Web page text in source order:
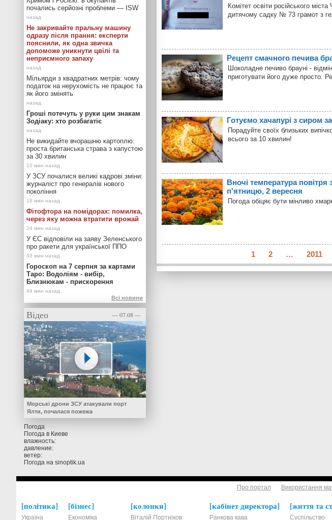
Комітет освіти російського
дитячому садку № 73 грамот з
Рецепт смачного печива
Шоколадне печиво брауні -
приготувати його дуже просто.
Готуємо хачапурі з сиром
Порадуйте своїх близьких
всього за 10 хвилин!
Вночі температура повітря
п'ятницю, 2 вересня
Погода обіцяє бути мінливо
1 2 … 2011
почались серйозні проблеми — ISW
Не закривайте пральну машину
одразу після прання: експерти
пояснили, як одна звичка
допоможе уникнути цвілі та
неприємного запаху
Мільярди з квадратних метрів: чому
податок на нерухомість не працює та
як його змінять
Гроші потечуть у руки цим знакам
Зодіаку: хто розбагатіє
Не викидайте вчорашню картоплю:
проста британська страва з капустою
за 30 хвилин
У ЗСУ почалися великі кадрові зміни:
журналіст про генералів нового
покоління
Фітофтора на помідорах: помилка,
через яку можна втратити врожай
У ЄС відповіли на заяву Зеленського
про ракети для української ППО
Гороскоп на 7 серпня за картами
Таро: Водоліям - вибір,
Близнюкам - прискорення
Всі новини
Відео — 07.08 —
Морські дрони ЗСУ атакували порт
Ялти, почалася пожежа
Погода
Погода в Киеве
влажность:
давление:
ветер:
Погода на sinoptik.ua
Про портал Використання
політика
Україна
бізнес
Економіка
колонки
Віталій Портніков
кабінет директора
Ранкова кава
життя та
Суспільство